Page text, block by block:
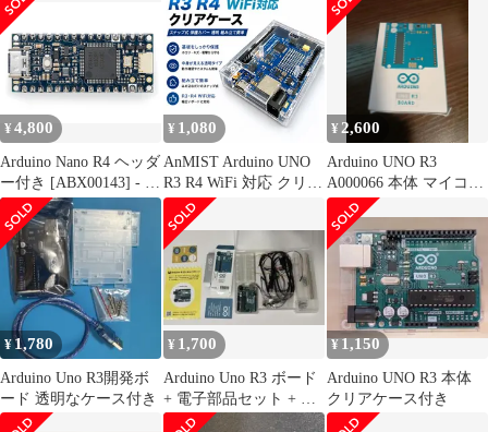
RA4M1 マイクロコント
ローラーボード、ブレ
ッドボード、Qwiicコネ
クタ、プログラマブル
RGB LED、互換IDE用
はんだ付け済み
属)、コンパクトルネサ
ス RA4M1マイクロコン
トローラーボード、
Qwiicコネクタ、プログ
ラム可能なRGB LED、
Arduino IDE対応
¥4,800
Arduino Nano R4 ヘッダ
ー付き [ABX00143] - コ
ンパクトルネサス
RA4M1 マイクロコント
ローラーボード、ブレ
ッドボード、Qwiicコネ
クタ、プログラマブル
RGB LED、互換IDE用
はんだ付け済み
¥ 1,080
AnMIST Arduino UNO
R3 R4 WiFi 対応 クリア
ケース 保護カバー 透明
組み立て簡単
¥2,600
Arduino UNO R3
A000066 本体 マイコン
ボード
¥1,780
Arduino Uno R3開発ボ
ード 透明なケース付き
¥ 1,700
Arduino Uno R3 ボード
+ 電子部品セット + ブ
レッドボード
¥1,150
Arduino UNO R3 本体
クリアケース付き